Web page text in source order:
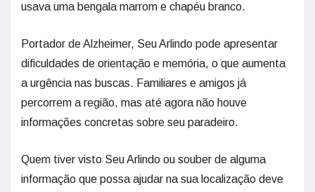
usava uma bengala marrom e chapéu branco.
Portador de Alzheimer, Seu Arlindo pode apresentar
dificuldades de orientação e memória, o que aumenta
a urgência nas buscas. Familiares e amigos já
percorrem a região, mas até agora não houve
informações concretas sobre seu paradeiro.
Quem tiver visto Seu Arlindo ou souber de alguma
informação que possa ajudar na sua localização deve